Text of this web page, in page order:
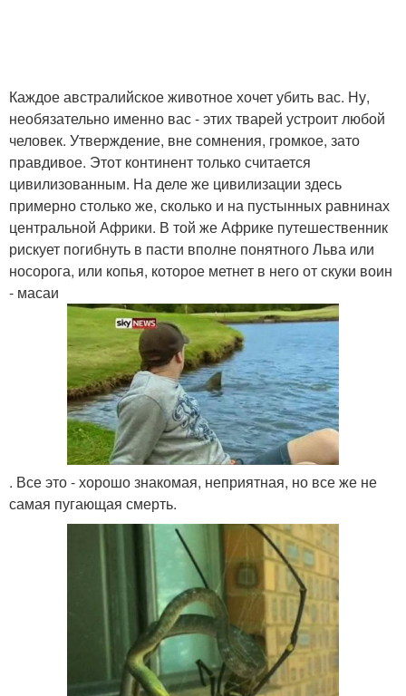
Каждое австралийское животное хочет убить вас. Ну,
необязательно именно вас - этих тварей устроит любой
человек. Утверждение, вне сомнения, громкое, зато
правдивое. Этот континент только считается
цивилизованным. На деле же цивилизации здесь
примерно столько же, сколько и на пустынных равнинах
центральной Африки. В той же Африке путешественник
рискует погибнуть в пасти вполне понятного Льва или
носорога, или копья, которое метнет в него от скуки воин
- масаи
. Все это - хорошо знакомая, неприятная, но все же не
самая пугающая смерть.